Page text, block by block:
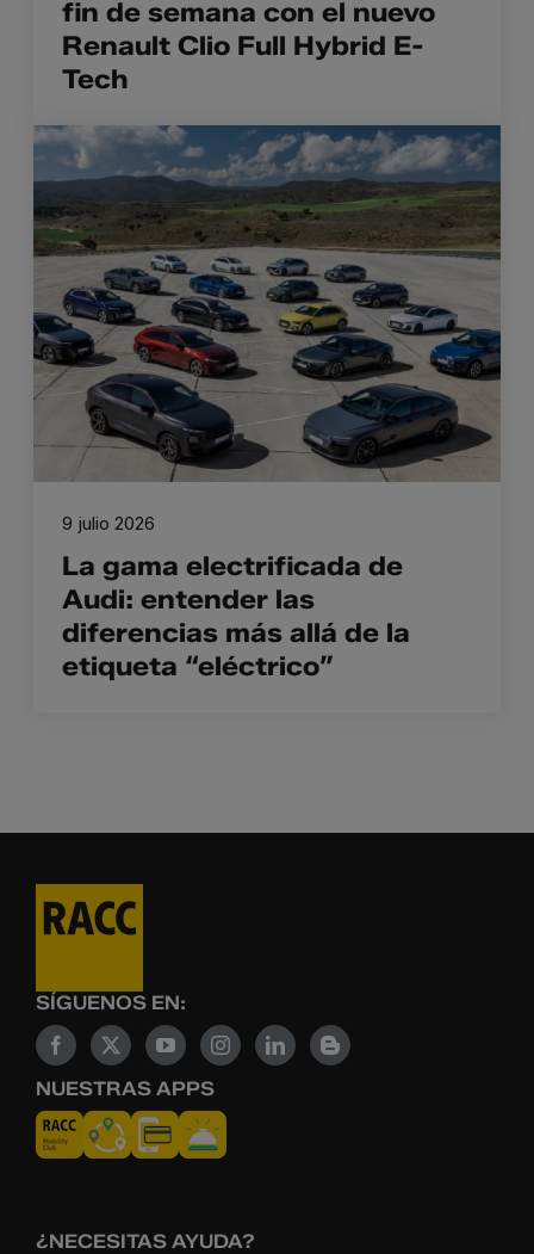
fin de semana con el nuevo
Renault Clio Full Hybrid E-
Tech
La gama electrificada de
Audi: entender las
diferencias más allá de la
etiqueta “eléctrico”
9 julio 2026
SÍGUENOS EN:
NUESTRAS APPS
¿NECESITAS AYUDA?